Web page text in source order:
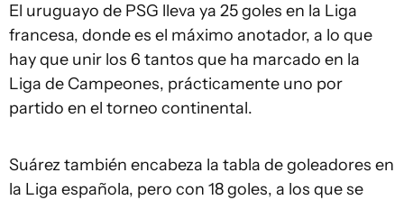
El uruguayo de PSG lleva ya 25 goles en la Liga
francesa, donde es el máximo anotador, a lo que
hay que unir los 6 tantos que ha marcado en la
Liga de Campeones, prácticamente uno por
partido en el torneo continental.
Suárez también encabeza la tabla de goleadores en
la Liga española, pero con 18 goles, a los que se